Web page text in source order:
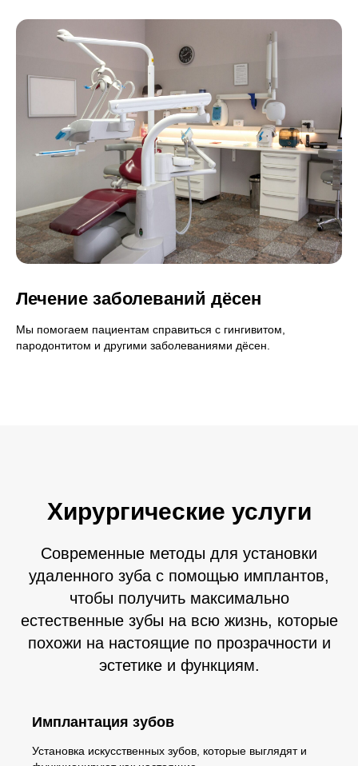
Лечение заболеваний дёсен
Мы помогаем пациентам справиться с гингивитом,
пародонтитом и другими заболеваниями дёсен.
Хирургические услуги
Современные методы для установки
удаленного зуба с помощью имплантов,
чтобы получить максимально
естественные зубы на всю жизнь, которые
похожи на настоящие по прозрачности и
эстетике и функциям.
Имплантация зубов
Установка искусственных зубов, которые выглядят и